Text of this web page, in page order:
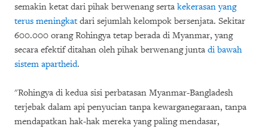
semakin ketat dari pihak berwenang serta kekerasan yang
terus meningkatdari sejumlah kelompok bersenjata. Sekitar
600.000 orang Rohingya tetap berada di Myanmar, yang
secara efektif ditahan oleh pihak berwenang junta di bawah
sistem apartheid.
"Rohingya di kedua sisi perbatasan Myanmar-Bangladesh
terjebak dalam api penyucian tanpa kewarganegaraan, tanpa
mendapatkan hak-hak mereka yang paling mendasar,